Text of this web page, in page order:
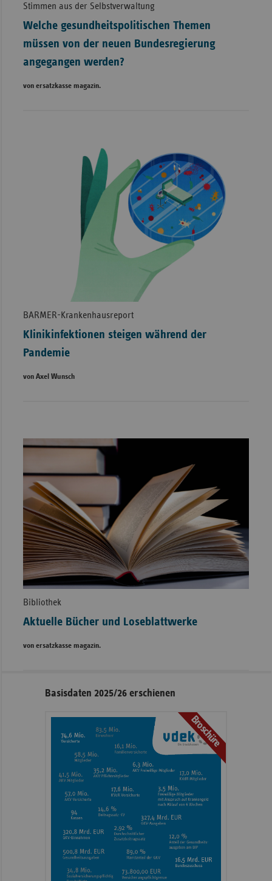
Stimmen aus der Selbstverwaltung
Welche gesundheitspolitischen Themen
müssen von der neuen Bundesregierung
angegangen werden?
von ersatzkasse magazin.
BARMER-Krankenhausreport
Klinikinfektionen steigen während der
Pandemie
von Axel Wunsch
Bibliothek
Aktuelle Bücher und Loseblattwerke
von ersatzkasse magazin.
Seitennavigation
Seitenleiste
Informationen
Basisdaten 2025/26 erschienen
Broschüre